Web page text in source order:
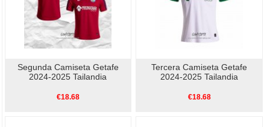
Segunda Camiseta Getafe
2024-2025 Tailandia
€18.68
Tercera Camiseta Getafe
2024-2025 Tailandia
€18.68